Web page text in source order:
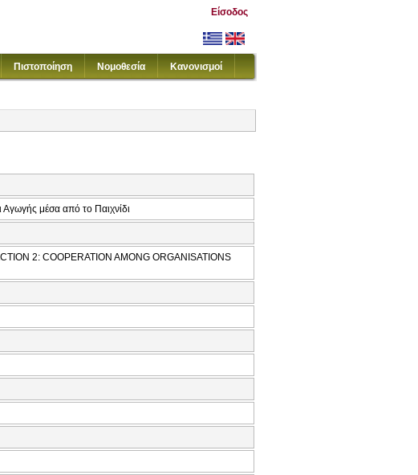
Είσοδος
Πιστοποίηση Νομοθεσία Κανονισμοί
μέσα από το Παιχνίδι
2: COOPERATION AMONG ORGANISATIONS